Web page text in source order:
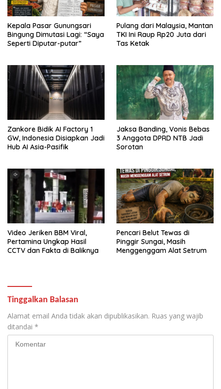
Kepala Pasar Gunungsari
Bingung Dimutasi Lagi: “Saya
Seperti Diputar-putar”
Pulang dari Malaysia, Mantan
TKI Ini Raup Rp20 Juta dari
Tas Ketak
Zankore Bidik AI Factory 1
GW, Indonesia Disiapkan Jadi
Hub AI Asia-Pasifik
Jaksa Banding, Vonis Bebas
3 Anggota DPRD NTB Jadi
Sorotan
Video Jeriken BBM Viral,
Pertamina Ungkap Hasil
CCTV dan Fakta di Baliknya
Pencari Belut Tewas di
Pinggir Sungai, Masih
Menggenggam Alat Setrum
Tinggalkan Balasan
Alamat email Anda tidak akan dipublikasikan. Ruas yang wajib
ditandai *